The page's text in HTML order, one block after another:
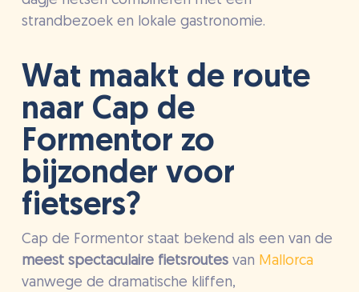
strandbezoek en lokale gastronomie.
Wat maakt de route
naar Cap de
Formentor zo
bijzonder voor
fietsers?
Cap de Formentor staat bekend als een van de
meest spectaculaire fietsroutesvan Mallorca
vanwege de dramatische kliffen,